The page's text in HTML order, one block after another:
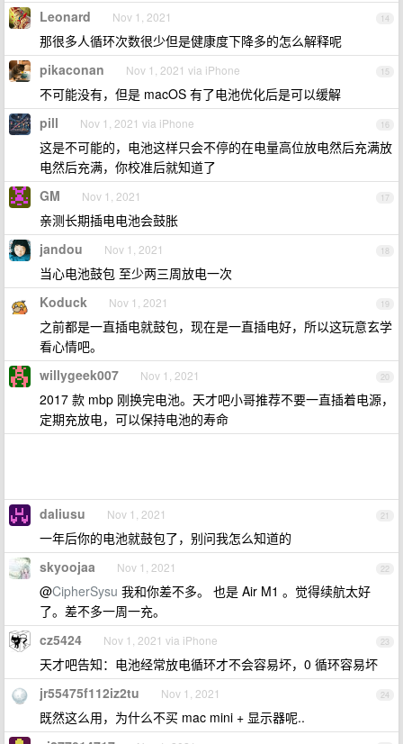
14
Leonard Nov 1, 2021
那很多人循环次数很少但是健康度下降多的怎么解释呢
15
pikaconan Nov 1, 2021 via iPhone
不可能没有，但是 macOS 有了电池优化后是可以缓解
16
pill Nov 1, 2021 via iPhone
这是不可能的，电池这样只会不停的在电量高位放电然后充满放
电然后充满，你校准后就知道了
17
GM Nov 1, 2021
亲测长期插电电池会鼓胀
18
jandou Nov 1, 2021
当心电池鼓包 至少两三周放电一次
19
Koduck Nov 1, 2021
之前都是一直插电就鼓包，现在是一直插电好，所以这玩意玄学
看心情吧。
20
willygeek007 Nov 1, 2021
2017 款 mbp 刚换完电池。天才吧小哥推荐不要一直插着电源，
定期充放电，可以保持电池的寿命
21
daliusu Nov 1, 2021
一年后你的电池就鼓包了，别问我怎么知道的
22
skyoojaa Nov 1, 2021
@CipherSysu 我和你差不多。 也是 Air M1 。觉得续航太好
了。差不多一周一充。
23
cz5424 Nov 1, 2021 via iPhone
天才吧告知：电池经常放电循环才不会容易坏，0 循环容易坏
24
jr55475f112iz2tu Nov 1, 2021
既然这么用，为什么不买 mac mini + 显示器呢..